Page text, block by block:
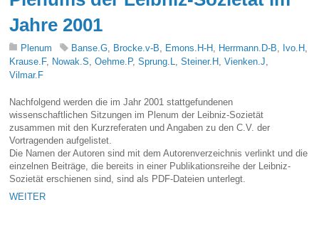
Jahre 2001
Plenum Banse.G, Brocke.v-B, Emons.H-H , Herrmann.D-B, Ivo.H ,
Krause.F, Nowak.S,Oehme.P,Sprung.L,Steiner.H ,Vienken.J,
Vilmar.F
Nachfolgend werden die im Jahr 2001 stattgefundenen
wissenschaftlichen Sitzungen im Plenum der Leibniz-Sozietät
zusammen mit den Kurzreferaten und Angaben zu den C.V. der
Vortragenden aufgelistet.
Die Namen der Autoren sind mit dem Autorenverzeichnis verlinkt und die
einzelnen Beiträge, die bereits in einer Publikationsreihe der Leibniz-
Sozietät erschienen sind, sind als PDF-Dateien unterlegt.
WEITER